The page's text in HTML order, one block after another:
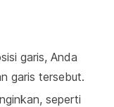
garis, Anda
garis tersebut.
seperti